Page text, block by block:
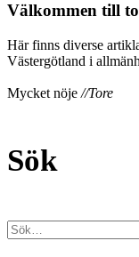
Välkommen till
Här finns diverse
Västergötland i
Mycket nöje //Tore
Sök